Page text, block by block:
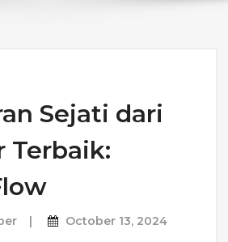
Sejati dari
Terbaik:
October 13, 2024